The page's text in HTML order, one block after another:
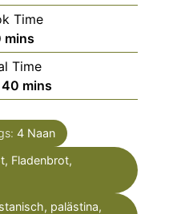
i
n
u
t
e
s
Time
m
i
n
u
e
mins
Time
40 m
i
n
u
t
s
mins
4 Naan
Fladenbrot,
palästina,